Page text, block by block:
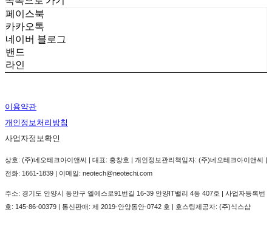
페이스북
카카오톡
네이버 블로그
밴드
라인
이용약관
개인정보처리방침
사업자정보확인
상호: (주)네오테크아이앤씨 | 대표: 홍창호 | 개인정보관리책임자: (주)네오테크아이앤씨 |
전화: 1661-1839 | 이메일: neotech@neotechi.com
주소: 경기도 안양시 동안구 엘에스로91번길 16-39 안양IT밸리 4동 407호 | 사업자등록번
호: 145-86-00379 | 통신판매: 제 2019-안양동안-0742 호 | 호스팅제공자: (주)식스샵